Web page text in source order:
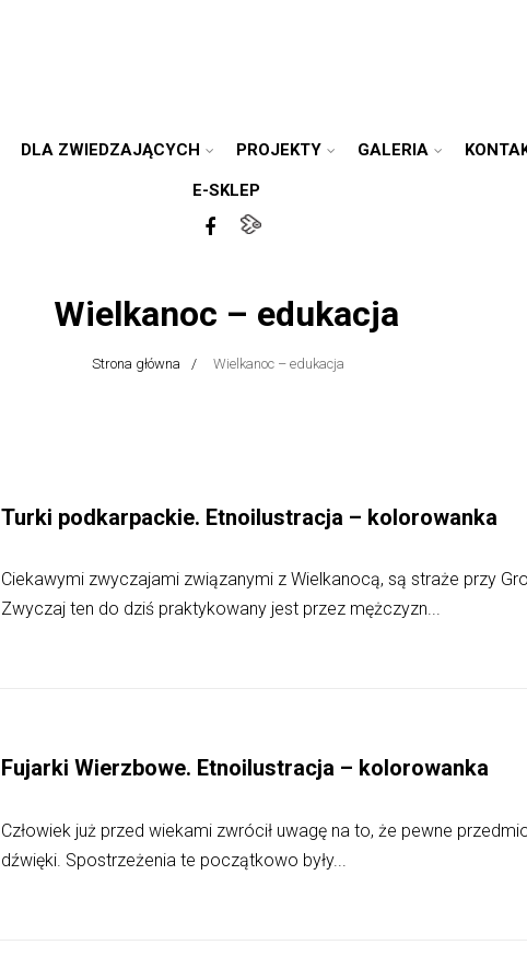
DLA ZWIEDZAJĄCYCH PROJEKTY GALERIA
E-SKLEP
Wielkanoc – edukacja
Strona główna Wielkanoc – edukacja
Turki podkarpackie. Etnoilustracja – kolorowanka
Ciekawymi zwyczajami związanymi z Wielkanocą, są straże przy
Zwyczaj ten do dziś praktykowany jest przez mężczyzn...
Fujarki Wierzbowe. Etnoilustracja – kolorowanka
Człowiek już przed wiekami zwrócił uwagę na to, że pewne
dźwięki. Spostrzeżenia te początkowo były...